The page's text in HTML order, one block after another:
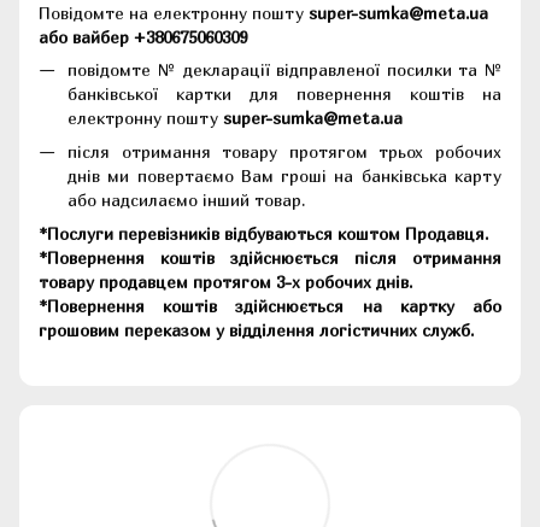
Повідомте на електронну пошту super-sumka@meta.ua
або вайбер +380675060309
повідомте № декларації відправленої посилки та №
банківської картки для повернення коштів на
електронну пошту super-sumka@meta.ua
після отримання товару протягом трьох робочих
днів ми повертаємо Вам гроші на банківська карту
або надсилаємо інший товар.
*Послуги перевізників відбуваються коштом Продавця.
*Повернення коштів здійснюється після отримання
товару продавцем протягом 3-х робочих днів.
*Повернення коштів здійснюється на картку або
грошовим переказом у відділення логістичних служб.